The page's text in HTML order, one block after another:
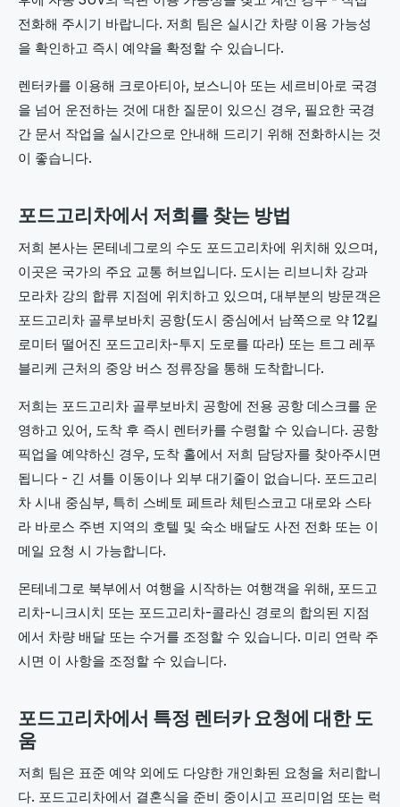
전화해 주시기 바랍니다. 저희 팀은 실시간 차량 이용 가능성
을 확인하고 즉시 예약을 확정할 수 있습니다.
렌터카를 이용해 크로아티아, 보스니아 또는 세르비아로 국경
을 넘어 운전하는 것에 대한 질문이 있으신 경우, 필요한 국경
간 문서 작업을 실시간으로 안내해 드리기 위해 전화하시는 것
이 좋습니다.
포드고리차에서 저희를 찾는 방법
저희 본사는 몬테네그로의 수도 포드고리차에 위치해 있으며,
이곳은 국가의 주요 교통 허브입니다. 도시는 리브니차 강과
모라차 강의 합류 지점에 위치하고 있으며, 대부분의 방문객은
포드고리차 골루보바치 공항(도시 중심에서 남쪽으로 약 12킬
로미터 떨어진 포드고리차-투지 도로를 따라) 또는 트그 레푸
블리케 근처의 중앙 버스 정류장을 통해 도착합니다.
저희는 포드고리차 골루보바치 공항에 전용 공항 데스크를 운
영하고 있어, 도착 후 즉시 렌터카를 수령할 수 있습니다. 공항
픽업을 예약하신 경우, 도착 홀에서 저희 담당자를 찾아주시면
됩니다 - 긴 셔틀 이동이나 외부 대기줄이 없습니다. 포드고리
차 시내 중심부, 특히 스베토 페트라 체틴스코고 대로와 스타
라 바로스 주변 지역의 호텔 및 숙소 배달도 사전 전화 또는 이
메일 요청 시 가능합니다.
몬테네그로 북부에서 여행을 시작하는 여행객을 위해, 포드고
리차-니크시치 또는 포드고리차-콜라신 경로의 합의된 지점
에서 차량 배달 또는 수거를 조정할 수 있습니다. 미리 연락 주
시면 이 사항을 조정할 수 있습니다.
포드고리차에서 특정 렌터카 요청에 대한 도
움
저희 팀은 표준 예약 외에도 다양한 개인화된 요청을 처리합니
다. 포드고리차에서 결혼식을 준비 중이시고 프리미엄 또는 럭